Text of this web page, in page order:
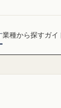
業種から探すガイ